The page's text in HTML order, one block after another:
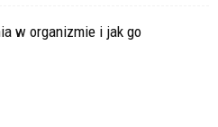
w organizmie i jak go